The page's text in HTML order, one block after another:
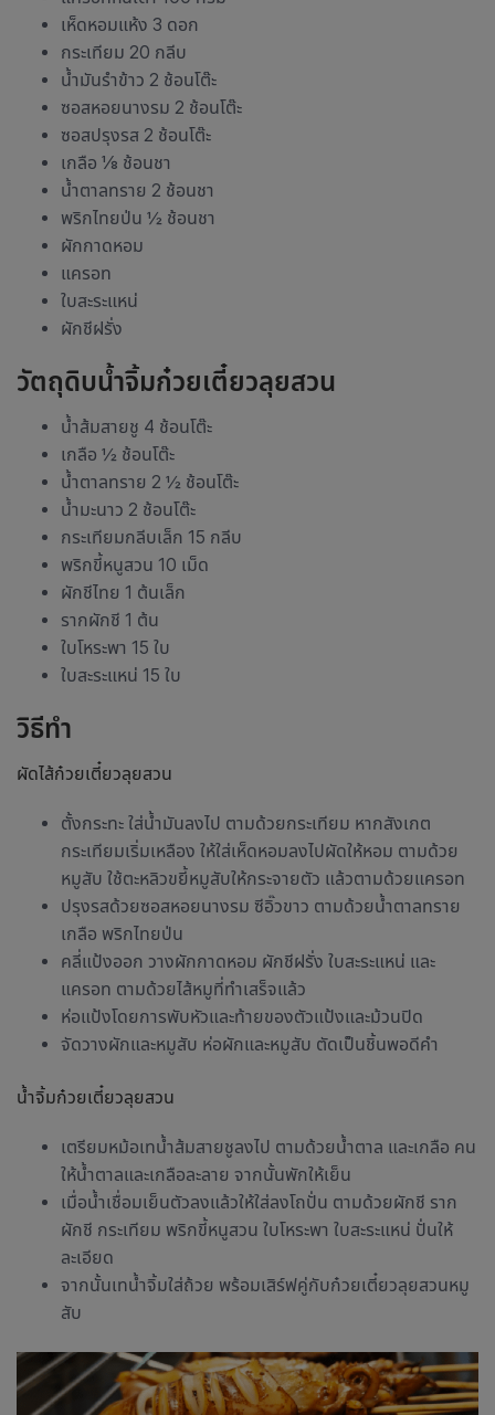
เห็ดหอมแห้ง 3 ดอก
กระเทียม 20 กลีบ
น้ำมันรำข้าว 2 ช้อนโต๊ะ
ซอสหอยนางรม 2 ช้อนโต๊ะ
ซอสปรุงรส 2 ช้อนโต๊ะ
เกลือ ⅛ ช้อนชา
น้ำตาลทราย 2 ช้อนชา
พริกไทยป่น ½ ช้อนชา
ผักกาดหอม
แครอท
ใบสะระแหน่
ผักชีฝรั่ง
วัตถุดิบน้ำจิ้มก๋วยเตี๋ยวลุยสวน
น้ำส้มสายชู 4 ช้อนโต๊ะ
เกลือ ½ ช้อนโต๊ะ
น้ำตาลทราย 2 ½ ช้อนโต๊ะ
น้ำมะนาว 2 ช้อนโต๊ะ
กระเทียมกลีบเล็ก 15 กลีบ
พริกขี้หนูสวน 10 เม็ด
ผักชีไทย 1 ต้นเล็ก
รากผักชี 1 ต้น
ใบโหระพา 15 ใบ
ใบสะระแหน่ 15 ใบ
วิธีทำ
ผัดไส้ก๋วยเตี๋ยวลุยสวน
ตั้งกระทะ ใส่น้ำมันลงไป ตามด้วยกระเทียม หากสังเกต
กระเทียมเริ่มเหลือง ให้ใส่เห็ดหอมลงไปผัดให้หอม ตามด้วย
หมูสับ ใช้ตะหลิวขยี้หมูสับให้กระจายตัว แล้วตามด้วยแครอท
ปรุงรสด้วยซอสหอยนางรม ซีอิ๊วขาว ตามด้วยน้ำตาลทราย
เกลือ พริกไทยป่น
คลี่แป้งออก วางผักกาดหอม ผักชีฝรั่ง ใบสะระแหน่ และ
แครอท ตามด้วยไส้หมูที่ทำเสร็จแล้ว
ห่อแป้งโดยการพับหัวและท้ายของตัวแป้งและม้วนปิด
จัดวางผักและหมูสับ ห่อผักและหมูสับ ตัดเป็นชิ้นพอดีคำ
น้ำจิ้มก๋วยเตี๋ยวลุยสวน
เตรียมหม้อเทน้ำส้มสายชูลงไป ตามด้วยน้ำตาล และเกลือ คน
ให้น้ำตาลและเกลือละลาย จากนั้นพักให้เย็น
เมื่อน้ำเชื่อมเย็นตัวลงแล้วให้ใส่ลงโถปั่น ตามด้วยผักชี ราก
ผักชี กระเทียม พริกขี้หนูสวน ใบโหระพา ใบสะระแหน่ ปั่นให้
ละเอียด
จากนั้นเทน้ำจิ้มใส่ถ้วย พร้อมเสิร์ฟคู่กับก๋วยเตี๋ยวลุยสวนหมู
สับ